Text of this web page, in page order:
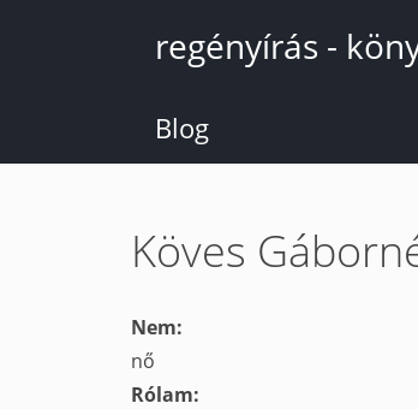
regényírás -
Blog
Köves
Nem:
nő
Rólam: